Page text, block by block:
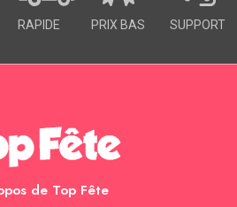
RAPIDE PRIX BAS SUPPORT
de Top Fête